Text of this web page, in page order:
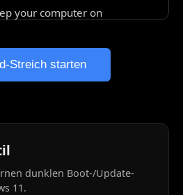
your computer on
Streich starten
dunklen Boot-/Update-
11.